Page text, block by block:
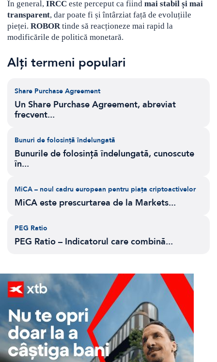
În general, IRCC este perceput ca fiind mai stabil și mai
transparent, dar poate fi și întârziat față de evoluțiile
pieței. ROBOR tinde să reacționeze mai rapid la
modificările de politică monetară.
Alți termeni populari
Share Purchase Agreement
Un Share Purchase Agreement, abreviat
frecvent...
Bunuri de folosință îndelungată
Bunurile de folosință îndelungată, cunoscute
în...
MiCA – noul cadru european pentru piața criptoactivelor
MiCA este prescurtarea de la Markets...
PEG Ratio
PEG Ratio – Indicatorul care combină...